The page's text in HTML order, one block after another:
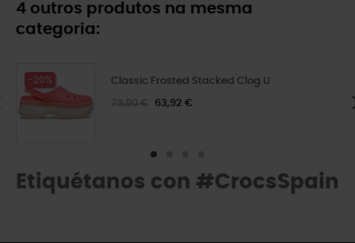
4 outros produtos na mesma
categoria:
-20% Classic Frosted Stacked Clog U
79,90 € 63,92 €
Etiquétanos con #CrocsSpain